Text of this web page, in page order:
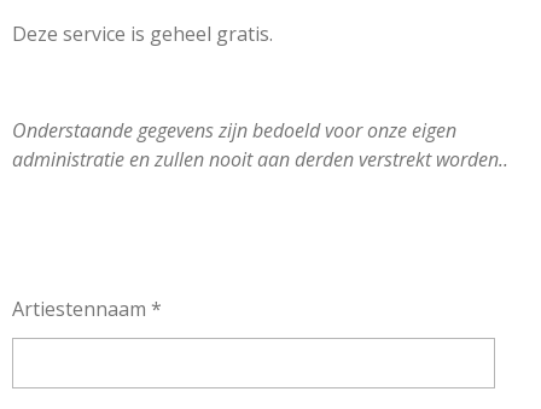
Deze service is geheel gratis.
Onderstaande gegevens zijn bedoeld voor onze eigen
administratie en zullen nooit aan derden verstrekt worden..
Artiestennaam *